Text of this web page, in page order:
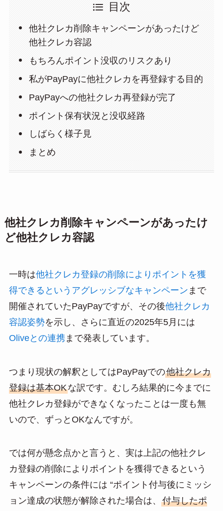
目次
他社クレカ削除キャンペーンがあったけど
他社クレカ容認
もちろんポイント没収のリスクあり
私がPayPayに他社クレカを再登録する目的
PayPayへの他社クレカ再登録が完了
ポイント保有状況と没収経路
しばらく様子見
まとめ
他社クレカ削除キャンペーンがあったけ
ど他社クレカ容認
一時は他社クレカ登録の削除によりポイントを獲
得できるというアグレッシブなキャンペーン まで
開催されていたPayPayですが、その後他社クレカ
容認姿勢を示し、さらに直近の2025年5月には
Oliveとの連携まで発表しています。
つまり現状の解釈としてはPayPayでの他社クレカ
登録は基本OKな訳です。むしろ結果的に今までに
他社クレカ登録ができなくなったことは一度も無
いので、ずっとOKなんですが。
では何が懸念点かと言うと、実は上記の他社クレ
カ登録の削除によりポイントを獲得できるという
キャンペーンの条件には “ポイント付与後にミッシ
ョン達成の状態が解除された場合は、 付与したポ